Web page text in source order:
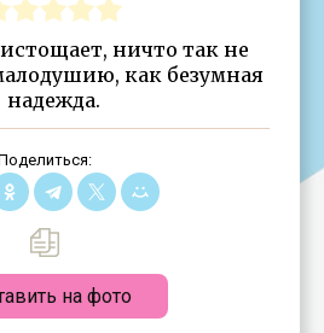
ничто так не
как безумная
надежда.
на фото